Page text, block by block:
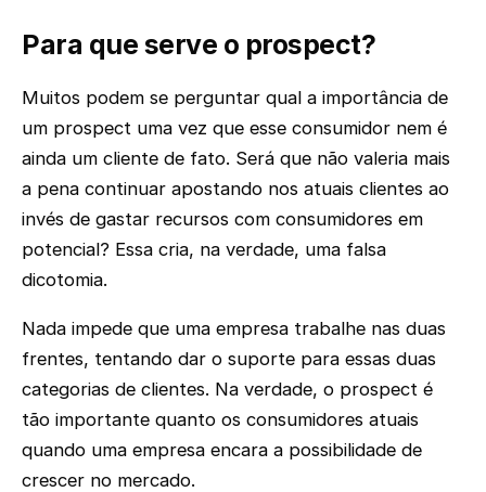
Para que serve o prospect?
Muitos podem se perguntar qual a importância de
um prospect uma vez que esse consumidor nem é
ainda um cliente de fato. Será que não valeria mais
a pena continuar apostando nos atuais clientes ao
invés de gastar recursos com consumidores em
potencial? Essa cria, na verdade, uma falsa
dicotomia.
Nada impede que uma empresa trabalhe nas duas
frentes, tentando dar o suporte para essas duas
categorias de clientes. Na verdade, o prospect é
tão importante quanto os consumidores atuais
quando uma empresa encara a possibilidade de
crescer no mercado.